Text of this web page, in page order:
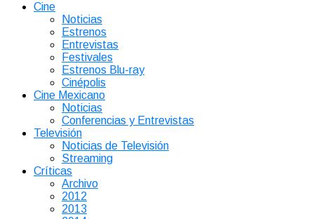
Cine
Noticias
Estrenos
Entrevistas
Festivales
Estrenos Blu-ray
Cinépolis
Cine Mexicano
Noticias
Conferencias y Entrevistas
Televisión
Noticias de Televisión
Streaming
Críticas
Archivo
2012
2013